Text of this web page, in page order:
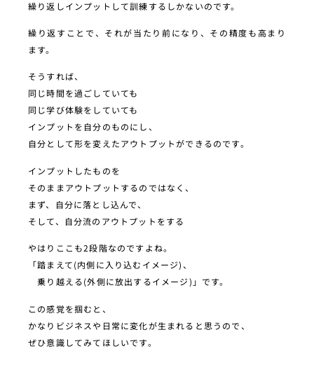
繰り返しインプットして訓練するしかないのです。
繰り返すことで、それが当たり前になり、その精度も高まり
ます。
そうすれば、
同じ時間を過ごしていても
同じ学び体験をしていても
インプットを自分のものにし、
自分として形を変えたアウトプットができるのです。
インプットしたものを
そのままアウトプットするのではなく、
まず、自分に落とし込んで、
そして、自分流のアウトプットをする
やはりここも2段階なのですよね。
「踏まえて(内側に入り込むイメージ)、
乗り越える(外側に放出するイメージ)」です。
この感覚を掴むと、
かなりビジネスや日常に変化が生まれると思うので、
ぜひ意識してみてほしいです。